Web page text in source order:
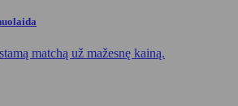
matchą už mažesnę kainą.